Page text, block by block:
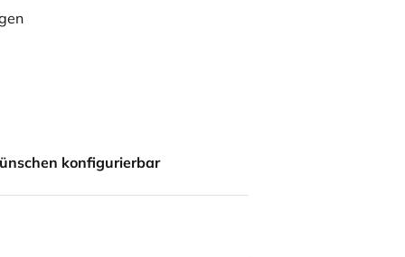
konfigurierbar